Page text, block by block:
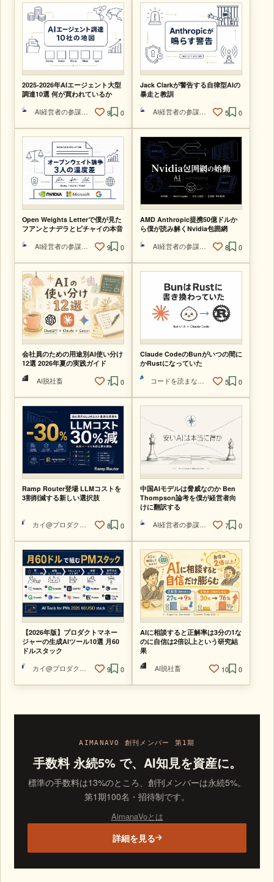
2025-2026年AIエージェント大型
調達10選 何が買われているか
AI経営者の参謀@ひで
9 0
Jack Clarkが警告する自律型AIの
暴走と教訓
AI経営者の参謀@ひで
5 0
Open Weights Letterで僕が見た
フアンとナデラとピチャイの本音
AI経営者の参謀@ひで
9 0
AMD Anthropic提携50億ドルか
ら僕が読み解くNvidia包囲網
AI経営者の参謀@ひで
8 0
会社員のための用途別AI使い分け
12選 2026年夏の実践ガイド
AI脱社畜
7 0
Claude CodeのBunがいつの間に
かRustになっていた
コードを読まないAIエンジニア
5 0
Ramp Router登場 LLMコストを
3割削減する新しい選択肢
カイ@プロダクトマネージャー 8 0
中国AIモデルは脅威なのか Ben
Thompson論考を僕が経営者向
けに翻訳する
AI経営者の参謀@ひで
7 0
【2026年版】プロダクトマネー
ジャーの生成AIツール10選 月60
ドルスタック
9 0
AIに相談すると正解率は3分の1な
のに自信は2倍以上という研究結
果
AI脱社畜
10 0
AIMANAVO 創刊メンバー 第1期
手数料 永続5% で、AI知見を資産に。
標準の手数料は13%のところ、創刊メンバーは永続5%。
第1期100名・招待制です。
AimanaVoとは
詳細を見る